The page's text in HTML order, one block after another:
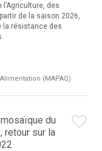
des
de la saison 2026,
la résistance des
(MAPAQ)
du
retour sur la